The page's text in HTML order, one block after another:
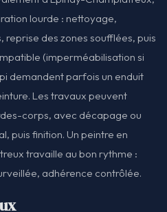
lourde : nettoyage,
des zones soufflées, puis
(imperméabilisation si
demandent parfois un enduit
Les travaux peuvent
corps, avec décapage ou
puis finition. Un peintre en
travaille au bon rythme :
adhérence contrôlée.